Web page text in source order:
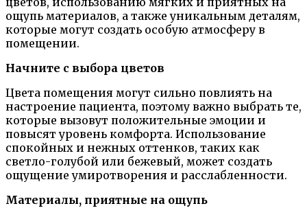
ощупь материалов, а также уникальным деталям,
которые могут создать особую атмосферу в
помещении.
Начните с выбора цветов
Цвета помещения могут сильно повлиять на
настроение пациента, поэтому важно выбрать те,
которые вызовут положительные эмоции и
повысят уровень комфорта. Использование
спокойных и нежных оттенков, таких как
светло-голубой или бежевый, может создать
ощущение умиротворения и расслабленности.
Материалы, приятные на ощупь